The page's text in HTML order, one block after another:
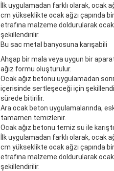
İlk uygulamadan farklı olarak, ocak
cm yükseklikte ocak ağzı çapında
etrafına malzeme doldurularak
şekillendirilir.
Bu sac metal banyosuna karışabili
Ahşap bir mala veya uygun bir
ağız formu oluşturulur.
Ocak ağız betonu uygulamadan
içerisinde sertleşeceği için
sürede bitirilir.
Ara ocak beton uygulamalarında,
tamamen temizlenir.
Ocak ağız betonu temiz su ile
İlk uygulamadan farklı olarak, ocak
cm yükseklikte ocak ağzı çapında
etrafına malzeme doldurularak
şekillendirilir.